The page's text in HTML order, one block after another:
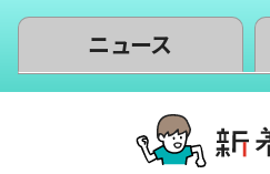
ニュース